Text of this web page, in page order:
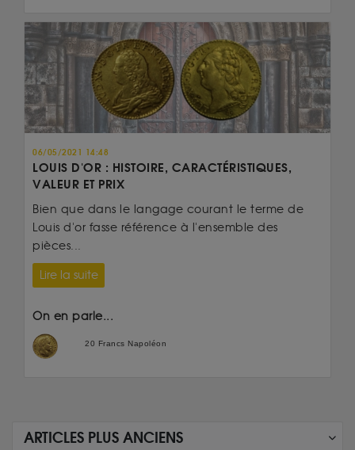
06/05/2021 14:48
LOUIS D'OR : HISTOIRE, CARACTÉRISTIQUES,
VALEUR ET PRIX
Bien que dans le langage courant le terme de
Louis d'or fasse référence à l'ensemble des
pièces...
Lire la suite
On en parle...
20 Francs Napoléon
ARTICLES PLUS ANCIENS